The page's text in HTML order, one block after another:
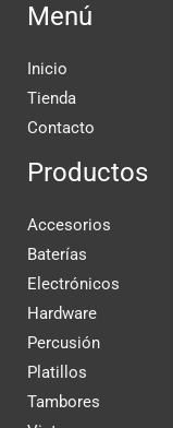
Menú
Inicio
Tienda
Contacto
Productos
Accesorios
Baterías
Electrónicos
Hardware
Percusión
Platillos
Tambores